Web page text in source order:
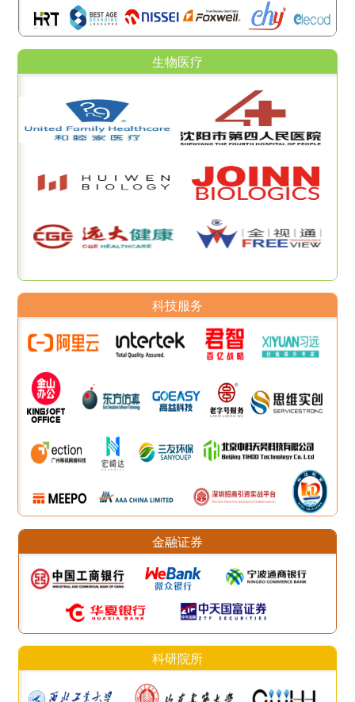
生物医疗
科技服务
金融证券
科研院所